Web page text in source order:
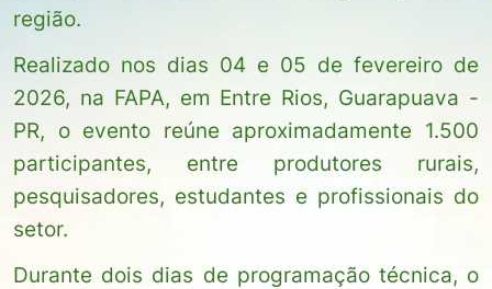
região.
Realizado nos dias 04 e 05 de fevereiro de
2026, na FAPA, em Entre Rios, Guarapuava -
PR, o evento reúne aproximadamente 1.500
participantes, entre produtores rurais,
pesquisadores, estudantes e profissionais do
setor.
Durante dois dias de programação técnica, o